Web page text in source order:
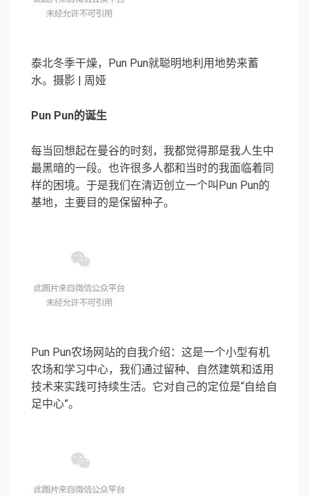
泰北冬季干燥，Pun Pun就聪明地利用地势来蓄
水。摄影 | 周娅
Pun Pun的诞生
每当回想起在曼谷的时刻，我都觉得那是我人生中
最黑暗的一段。也许很多人都和当时的我面临着同
样的困境。于是我们在清迈创立一个叫Pun Pun的
基地，主要目的是保留种子。
Pun Pun农场网站的自我介绍：这是一个小型有机
农场和学习中心，我们通过留种、自然建筑和适用
技术来实践可持续生活。它对自己的定位是“自给自
足中心”。